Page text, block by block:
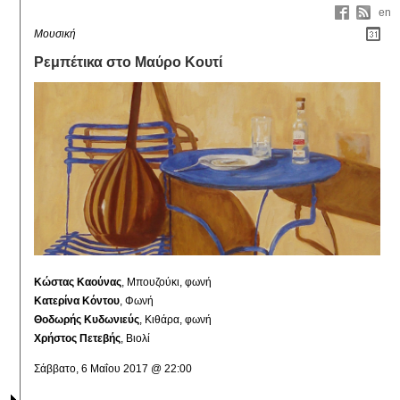
en
Μουσική
Ρεμπέτικα στο Μαύρο Κουτί
Κώστας Καούνας, Μπουζούκι, φωνή
Κατερίνα Κόντου, Φωνή
Θοδωρής Κυδωνιεύς, Κιθάρα, φωνή
Χρήστος Πετεβής, Βιολί
Σάββατο, 6 Μαΐου 2017 @ 22:00